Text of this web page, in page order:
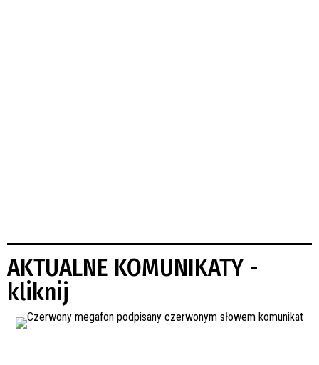
AKTUALNE KOMUNIKATY -
kliknij